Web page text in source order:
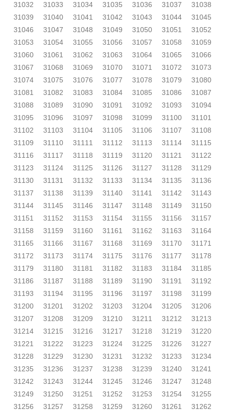
31032
31033 31034 31035 31036 31037
31038
31039
31040 31041 31042 31043 31044
31045
31046
31047 31048 31049 31050 31051
31052
31053
31054 31055 31056 31057 31058
31059
31060
31061 31062 31063 31064 31065
31066
31067
31068 31069 31070 31071 31072
31073
31074
31075 31076 31077 31078 31079
31080
31081
31082 31083 31084 31085 31086
31087
31088
31089 31090 31091 31092 31093
31094
31095
31096 31097 31098 31099 31100
31101
31102
31103 31104 31105 31106 31107
31108
31109
31110 31111 31112 31113 31114
31115
31116
31117 31118 31119 31120 31121
31122
31123
31124 31125 31126 31127 31128
31129
31130
31131 31132 31133 31134 31135
31136
31137
31138 31139 31140 31141 31142
31143
31144
31145 31146 31147 31148 31149
31150
31151
31152 31153 31154 31155 31156
31157
31158
31159 31160 31161 31162 31163
31164
31165
31166 31167 31168 31169 31170
31171
31172
31173 31174 31175 31176 31177
31178
31179
31180 31181 31182 31183 31184
31185
31186
31187 31188 31189 31190 31191
31192
31193
31194 31195 31196 31197 31198
31199
31200
31201 31202 31203 31204 31205
31206
31207
31208 31209 31210 31211 31212
31213
31214
31215 31216 31217 31218 31219
31220
31221
31222 31223 31224 31225 31226
31227
31228
31229 31230 31231 31232 31233
31234
31235
31236 31237 31238 31239 31240
31241
31242
31243 31244 31245 31246 31247
31248
31249
31250 31251 31252 31253 31254
31255
31256
31257 31258 31259 31260 31261
31262